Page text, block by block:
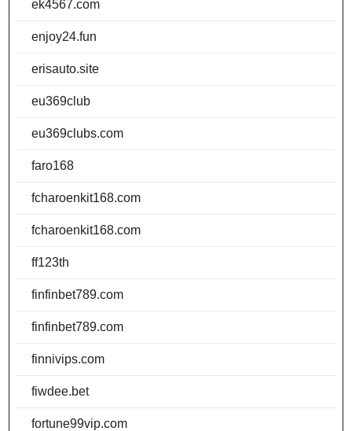
ek4567.com
enjoy24.fun
erisauto.site
eu369club
eu369clubs.com
faro168
fcharoenkit168.com
fcharoenkit168.com
ff123th
finfinbet789.com
finfinbet789.com
finnivips.com
fiwdee.bet
fortune99vip.com